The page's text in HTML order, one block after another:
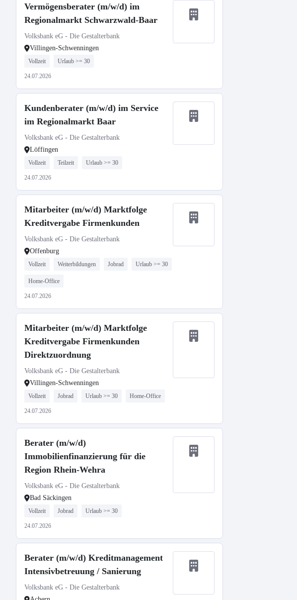
Vermögensberater (m/w/d) im
Regionalmarkt Schwarzwald-Baar
Volksbank eG - Die Gestalterbank
Villingen-Schwenningen
Vollzeit Urlaub >= 30
24.07.2026
Kundenberater (m/w/d) im Service
im Regionalmarkt Baar
Volksbank eG - Die Gestalterbank
Löffingen
Vollzeit Teilzeit Urlaub >= 30
24.07.2026
Mitarbeiter (m/w/d) Marktfolge
Kreditvergabe Firmenkunden
Volksbank eG - Die Gestalterbank
Offenburg
Vollzeit Weiterbildungen Jobrad Urlaub >= 30
Home-Office
24.07.2026
Mitarbeiter (m/w/d) Marktfolge
Kreditvergabe Firmenkunden
Direktzuordnung
Volksbank eG - Die Gestalterbank
Villingen-Schwenningen
Vollzeit Jobrad Urlaub >= 30 Home-Office
24.07.2026
Berater (m/w/d)
Immobilienfinanzierung für die
Region Rhein-Wehra
Volksbank eG - Die Gestalterbank
Bad Säckingen
Vollzeit Jobrad Urlaub >= 30
24.07.2026
Berater (m/w/d) Kreditmanagement
Intensivbetreuung / Sanierung
Volksbank eG - Die Gestalterbank